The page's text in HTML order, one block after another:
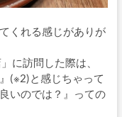
くれる感じがありが
に訪問した際は、
(※2)と感じちゃって
いのでは？』っての